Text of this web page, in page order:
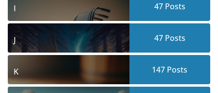
I 47Posts
J 47Posts
K 147 Posts